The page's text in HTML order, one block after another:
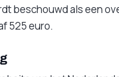
beschouwd als een
525 euro.